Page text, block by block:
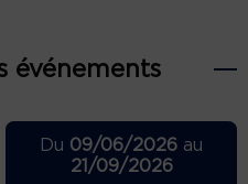
événements
Du 09/06/2026 au
21/09/2026